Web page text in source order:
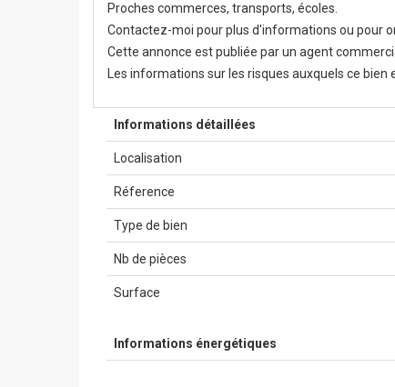
Proches commerces, transports, écoles.
Contactez-moi pour plus d'informations ou pour
Cette annonce est publiée par un agent
Les informations sur les risques auxquels ce
Informations détaillées
Localisation
Réference
Type de bien
Nb de pièces
Surface
Informations énergétiques